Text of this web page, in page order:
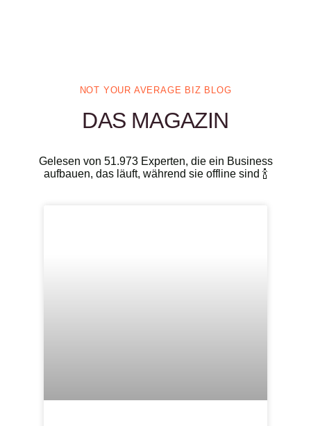
NOT YOUR AVERAGE BIZ BLOG
DAS MAGAZIN
Gelesen von 51.973 Experten, die ein Business
aufbauen, das läuft, während sie offline sind 🍾